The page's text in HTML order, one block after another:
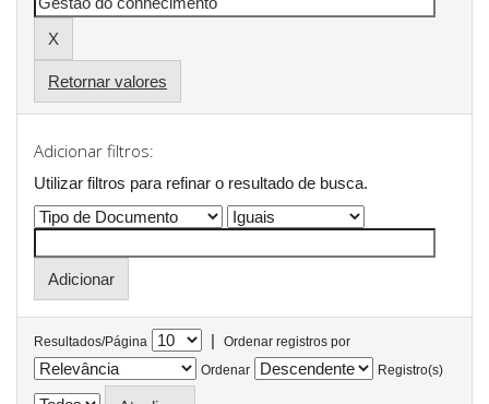
Retornar valores
Adicionar filtros:
Utilizar filtros para refinar o resultado de busca.
Resultados/Página |
Ordenar registros por
Ordenar
Registro(s)